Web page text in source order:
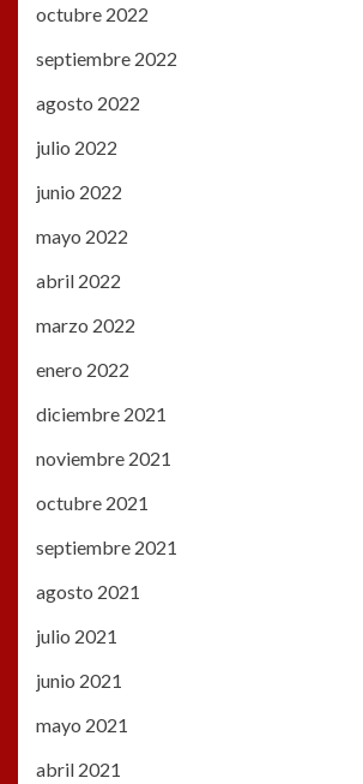
octubre 2022
septiembre 2022
agosto 2022
julio 2022
junio 2022
mayo 2022
abril 2022
marzo 2022
enero 2022
diciembre 2021
noviembre 2021
octubre 2021
septiembre 2021
agosto 2021
julio 2021
junio 2021
mayo 2021
abril 2021